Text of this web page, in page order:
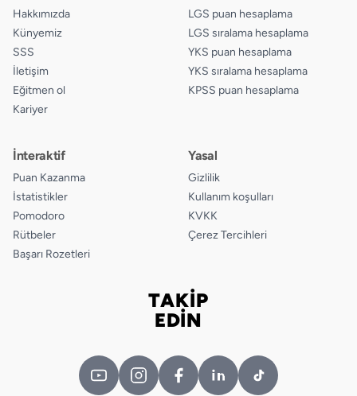
Hakkımızda
Künyemiz
SSS
İletişim
Eğitmen ol
Kariyer
LGS puan hesaplama
LGS sıralama hesaplama
YKS puan hesaplama
YKS sıralama hesaplama
KPSS puan hesaplama
İnteraktif
Puan Kazanma
İstatistikler
Pomodoro
Rütbeler
Başarı Rozetleri
Yasal
Gizlilik
Kullanım koşulları
KVKK
Çerez Tercihleri
TAKİP
EDİN